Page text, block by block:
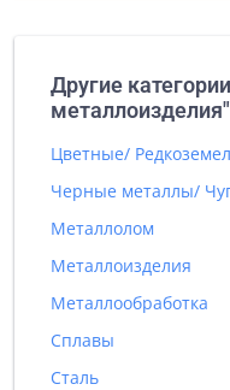
Другие
металлоизделия"
Цветные/
Черные металлы/
Металлолом
Металлоизделия
Металлообработка
Сплавы
Сталь